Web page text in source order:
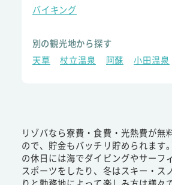
バイキング
別の観光地から探す
天草
杖立温泉 阿蘇 小田温泉
リゾバなら寮費・食費・光熱費が無
ので、貯金もバッチリ貯められます
の休日には海でダイビングやサーフ
スポーツをしたり、冬はスキー・ス